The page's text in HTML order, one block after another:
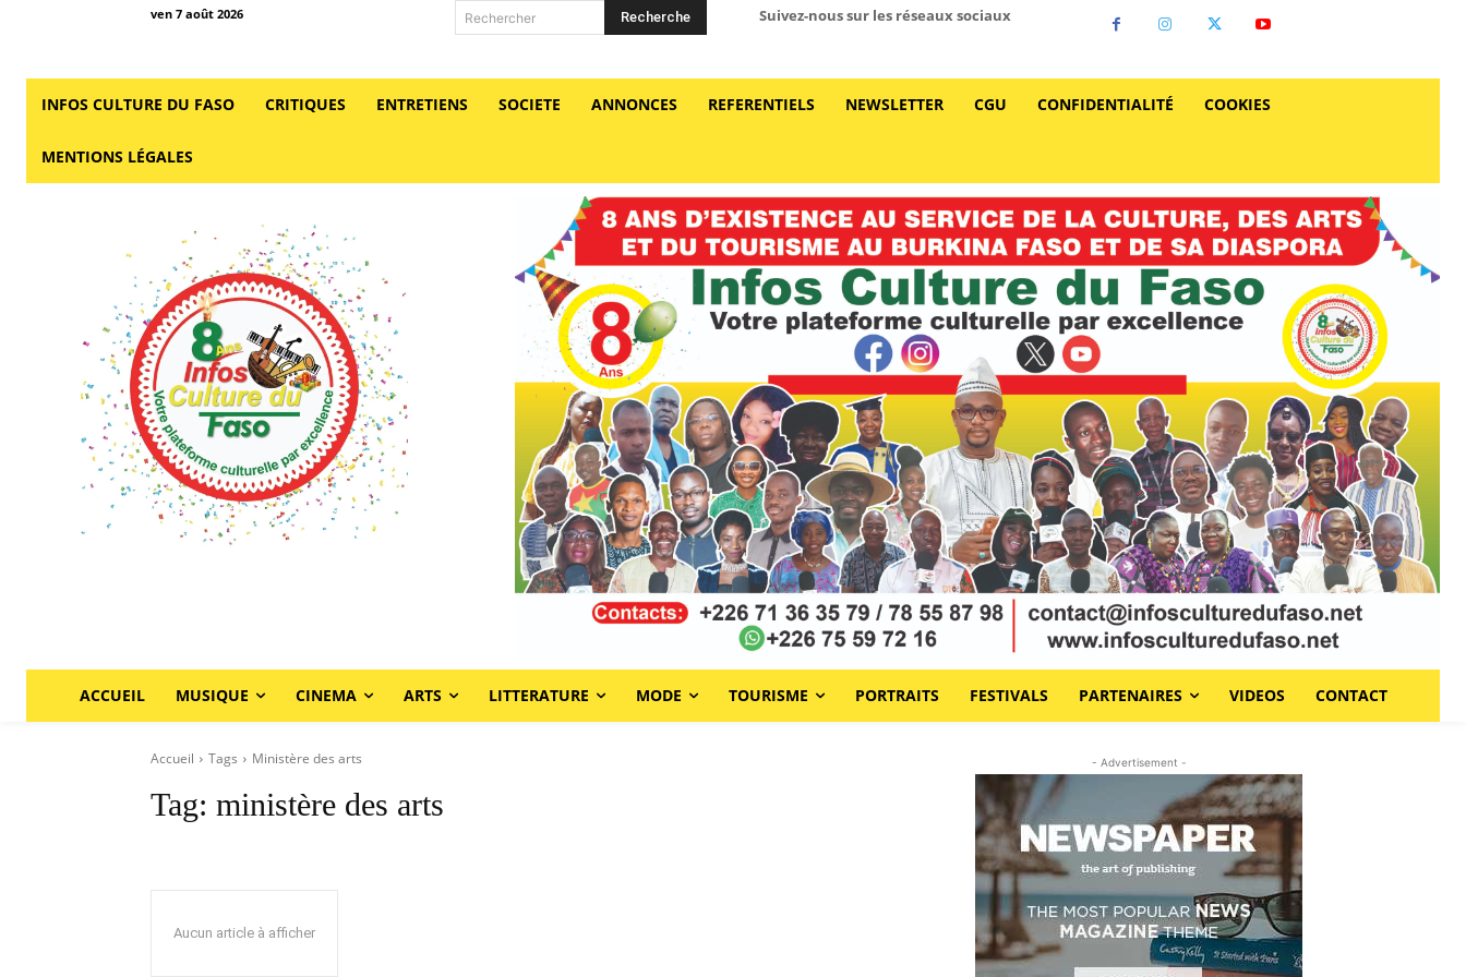
ven 7 août 2026 Rechercher Recherche Suivez-nous sur les réseaux sociaux
INFOS CULTURE DU FASO CRITIQUES ENTRETIENS SOCIETE ANNONCES REFERENTIELS NEWSLETTER CGU CONFIDENTIALITÉ COOKIES
MENTIONS LÉGALES
ACCUEIL MUSIQUE CINEMA ARTS LITTERATURE MODE TOURISME PORTRAITS FESTIVALS PARTENAIRES VIDEOS CONTACT
Accueil Tags Ministère des arts
Tag: ministère des arts
Aucun article à afficher
- Advertisement -